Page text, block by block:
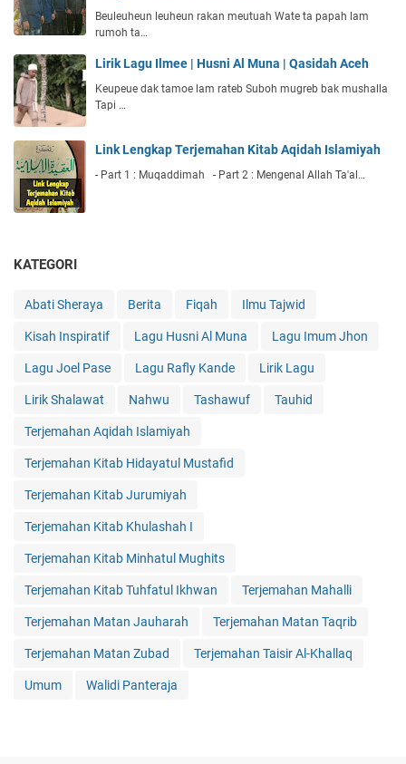
Beuleuheun leuheun rakan meutuah Wate ta papah lam
rumoh ta…
Lirik Lagu Ilmee | Husni Al Muna | Qasidah Aceh
Keupeue dak tamoe lam rateb Suboh mugreb bak mushalla
Tapi …
Link Lengkap Terjemahan Kitab Aqidah Islamiyah
- Part 1 : Muqaddimah - Part 2 : Mengenal Allah Ta'al…
KATEGORI
Abati Sheraya Berita Fiqah Ilmu Tajwid
Kisah Inspiratif Lagu Husni Al Muna Lagu Imum Jhon
Lagu Joel Pase Lagu Rafly Kande Lirik Lagu
Lirik Shalawat Nahwu Tashawuf Tauhid
Terjemahan Aqidah Islamiyah
Terjemahan Kitab Hidayatul Mustafid
Terjemahan Kitab Jurumiyah
Terjemahan Kitab Khulashah I
Terjemahan Kitab Minhatul Mughits
Terjemahan Kitab Tuhfatul Ikhwan Terjemahan Mahalli
Terjemahan Matan Jauharah Terjemahan Matan Taqrib
Terjemahan Matan Zubad Terjemahan Taisir Al-Khallaq
Umum Walidi Panteraja